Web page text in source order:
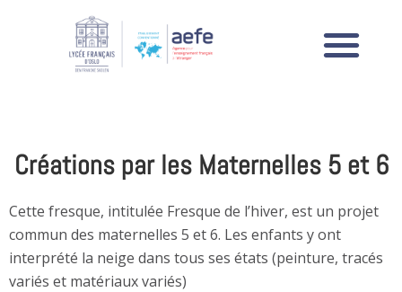
Créations par les Maternelles 5 et 6
Cette fresque, intitulée Fresque de l’hiver, est un projet
commun des maternelles 5 et 6. Les enfants y ont
interprété la neige dans tous ses états (peinture, tracés
variés et matériaux variés)